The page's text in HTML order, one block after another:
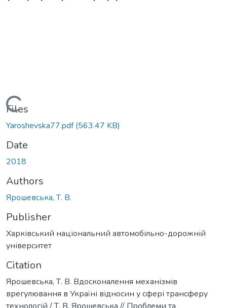
Loading...
Files
Yaroshevska77.pdf(563.47 KB)
Date
2018
Authors
Ярошевська, Т. В.
Publisher
Харківський національний автомобільно-дорожній
університет
Citation
Ярошевська, Т. В. Вдосконалення механізмів
врегулювання в Україні відносин у сфері трансферу